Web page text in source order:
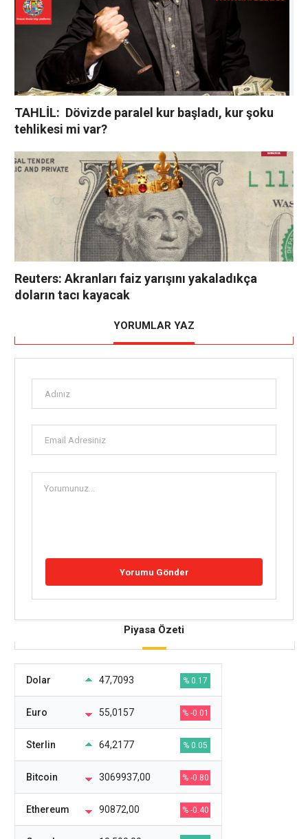
TAHLİL: Dövizde paralel kur başladı, kur şoku
tehlikesi mi var?
Reuters: Akranları faiz yarışını yakaladıkça
doların tacı kayacak
YORUMLAR YAZ
Piyasa Özeti
Dolar 47,7093 % 0.17
Euro 55,0157 % -0.01
Sterlin 64,2177 % 0.05
Bitcoin 3069937,00 % -0.80
Ethereum 90872,00 % -0.40